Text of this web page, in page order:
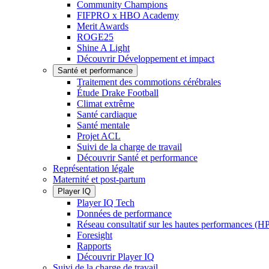
Community Champions
FIFPRO x HBO Academy
Merit Awards
ROGE25
Shine A Light
Découvrir Développement et impact
Santé et performance
Traitement des commotions cérébrales
Étude Drake Football
Climat extrême
Santé cardiaque
Santé mentale
Projet ACL
Suivi de la charge de travail
Découvrir Santé et performance
Représentation légale
Maternité et post-partum
Player IQ
Player IQ Tech
Données de performance
Réseau consultatif sur les hautes performances
Foresight
Rapports
Découvrir Player IQ